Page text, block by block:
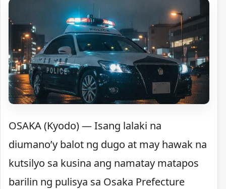
OSAKA (Kyodo) — Isang lalaki na
diumano’y balot ng dugo at may hawak na
kutsilyo sa kusina ang namatay matapos
barilin ng pulisya sa Osaka Prefecture